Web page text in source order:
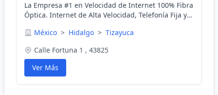
La Empresa #1 en Velocidad de Internet 100% Fibra
Óptica. Internet de Alta Velocidad, Telefonía Fija y
México > Hidalgo > Tizayuca
Calle Fortuna 1 , 43825
Ver Más